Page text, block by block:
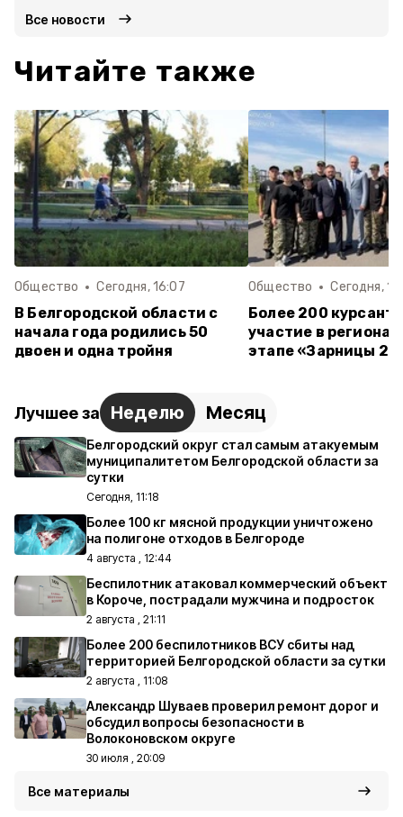
Все новости
Читайте также
Общество Сегодня, 16:07
В Белгородской области с
начала года родились 50
двоен и одна тройня
Общество Сегодня,
Более 200
участие в
этапе «Зарницы
Лучшее за Неделю Месяц
Белгородский округ стал самым атакуемым
муниципалитетом Белгородской области за
сутки
Сегодня, 11:18
Более 100 кг мясной продукции уничтожено
на полигоне отходов в Белгороде
4 августа , 12:44
Беспилотник атаковал коммерческий объект
в Короче, пострадали мужчина и подросток
2 августа , 21:11
Более 200 беспилотников ВСУ сбиты над
территорией Белгородской области за сутки
2 августа , 11:08
Александр Шуваев проверил ремонт дорог и
обсудил вопросы безопасности в
Волоконовском округе
30 июля , 20:09
Все материалы